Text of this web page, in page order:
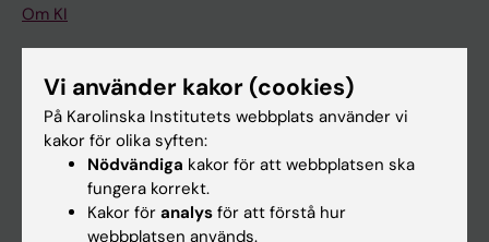
Om KI
På gång
Nyheter
Kalender
Student
Vi använder kakor (cookies)
På Karolinska Institutets webbplats använder vi
kakor för olika syften:
Nödvändiga kakor för att webbplatsen ska
fungera korrekt.
Kakor för analys för att förstå hur
webbplatsen används.